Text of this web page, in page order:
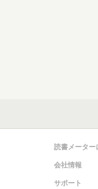
読書メーター
会社情報
サポート